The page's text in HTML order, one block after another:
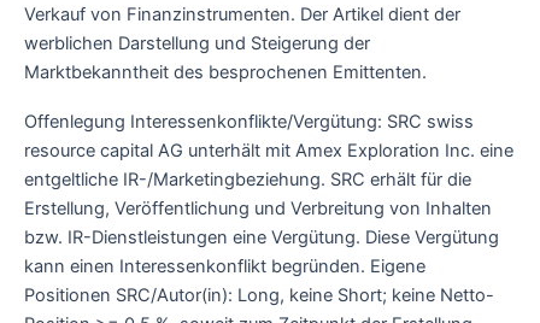
Verkauf von Finanzinstrumenten. Der Artikel dient der
werblichen Darstellung und Steigerung der
Marktbekanntheit des besprochenen Emittenten.
Offenlegung Interessenkonflikte/Vergütung: SRC swiss
resource capital AG unterhält mit Amex Exploration Inc. eine
entgeltliche IR-/Marketingbeziehung. SRC erhält für die
Erstellung, Veröffentlichung und Verbreitung von Inhalten
bzw. IR-Dienstleistungen eine Vergütung. Diese Vergütung
kann einen Interessenkonflikt begründen. Eigene
Positionen SRC/Autor(in): Long, keine Short; keine Netto-